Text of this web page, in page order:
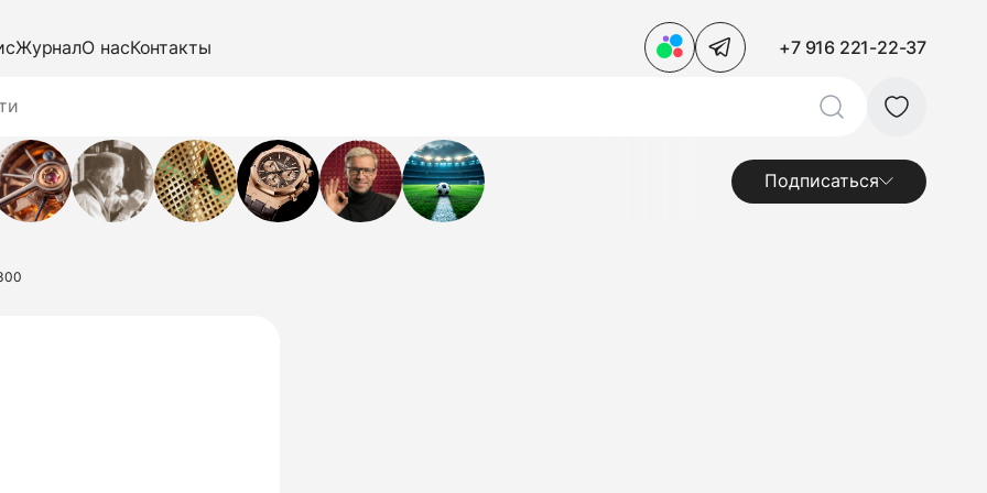
ЖурналО насКонтакты +7 916 221-22-37
Подписаться